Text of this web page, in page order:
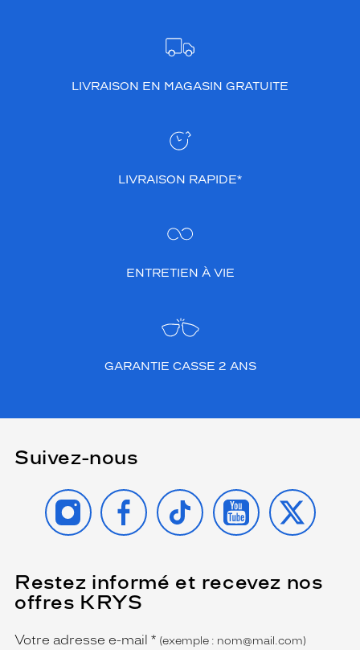
LIVRAISON EN MAGASIN GRATUITE
LIVRAISON RAPIDE*
ENTRETIEN À VIE
GARANTIE CASSE 2 ANS
Suivez-nous
INSTAGRAMFACEBOOK
TIKTOK YOUTUBE
X
Restez informé et recevez nos
offres KRYS
Name
Votre adresse e-mail *
(Ce
champ
est
(exemple : nom@mail.com)